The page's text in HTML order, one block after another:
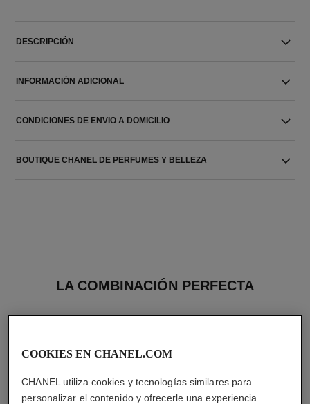
DESCRIPCIÓN
INFORMACIÓN ADICIONAL
CONDICIONES DE ENVIO A DOMICILIO
BOUTIQUE CHANEL DE PERFUMES Y BELLEZA
LA COMBINACIÓN PERFECTA
COOKIES EN CHANEL.COM
CHANEL utiliza cookies y tecnologías similares para
personalizar el contenido y ofrecerle una experiencia